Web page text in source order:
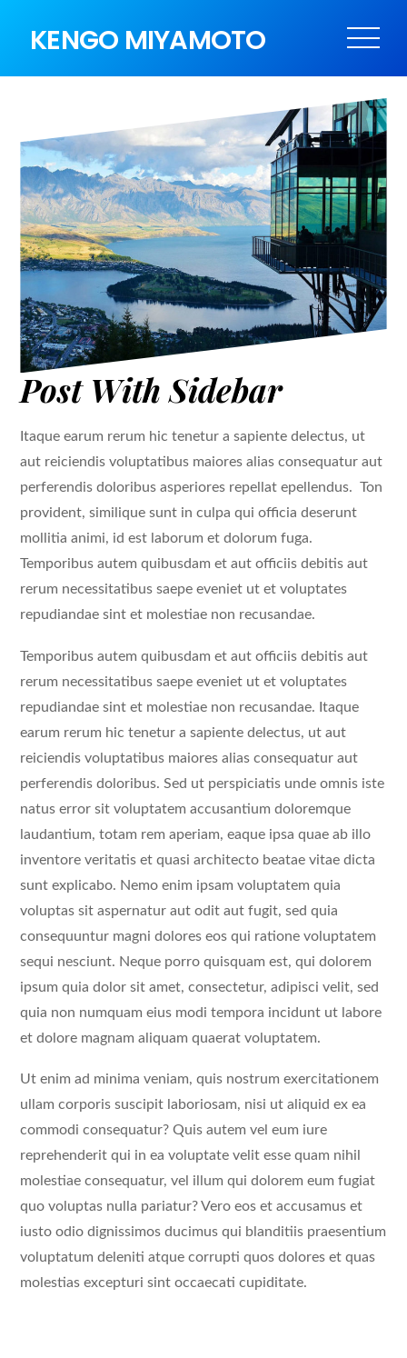
KENGO MIYAMOTO
Post With Sidebar
Itaque earum rerum hic tenetur a sapiente delectus, ut
aut reiciendis voluptatibus maiores alias consequatur aut
perferendis doloribus asperiores repellat epellendus. Ton
provident, similique sunt in culpa qui officia deserunt
mollitia animi, id est laborum et dolorum fuga.
Temporibus autem quibusdam et aut officiis debitis aut
rerum necessitatibus saepe eveniet ut et voluptates
repudiandae sint et molestiae non recusandae.
Temporibus autem quibusdam et aut officiis debitis aut
rerum necessitatibus saepe eveniet ut et voluptates
repudiandae sint et molestiae non recusandae. Itaque
earum rerum hic tenetur a sapiente delectus, ut aut
reiciendis voluptatibus maiores alias consequatur aut
perferendis doloribus. Sed ut perspiciatis unde omnis iste
natus error sit voluptatem accusantium doloremque
laudantium, totam rem aperiam, eaque ipsa quae ab illo
inventore veritatis et quasi architecto beatae vitae dicta
sunt explicabo. Nemo enim ipsam voluptatem quia
voluptas sit aspernatur aut odit aut fugit, sed quia
consequuntur magni dolores eos qui ratione voluptatem
sequi nesciunt. Neque porro quisquam est, qui dolorem
ipsum quia dolor sit amet, consectetur, adipisci velit, sed
quia non numquam eius modi tempora incidunt ut labore
et dolore magnam aliquam quaerat voluptatem.
Ut enim ad minima veniam, quis nostrum exercitationem
ullam corporis suscipit laboriosam, nisi ut aliquid ex ea
commodi consequatur? Quis autem vel eum iure
reprehenderit qui in ea voluptate velit esse quam nihil
molestiae consequatur, vel illum qui dolorem eum fugiat
quo voluptas nulla pariatur? Vero eos et accusamus et
iusto odio dignissimos ducimus qui blanditiis praesentium
voluptatum deleniti atque corrupti quos dolores et quas
molestias excepturi sint occaecati cupiditate.